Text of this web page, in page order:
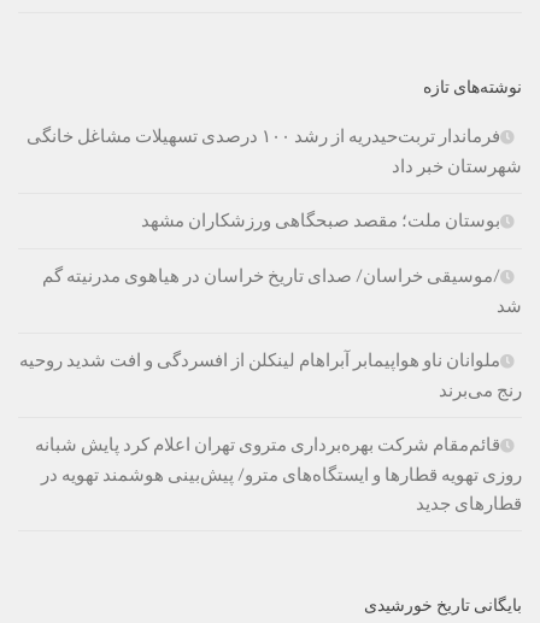
نوشته‌های تازه
فرماندار تربت‌حیدریه از رشد ۱۰۰ درصدی تسهیلات مشاغل خانگی
شهرستان خبر داد
بوستان ملت؛ مقصد صبحگاهی ورزشکاران مشهد
/موسیقی خراسان/ صدای تاریخ خراسان در هیاهوی مدرنیته گم
شد
ملوانان ناو هواپیمابر آبراهام لینکلن از افسردگی و افت شدید روحیه
رنج می‌برند
قائم‌مقام شرکت بهره‌برداری متروی تهران اعلام کرد پایش شبانه
روزی تهویه قطارها و ایستگاه‌های مترو/ پیش‌بینی هوشمند تهویه در
قطارهای جدید
بایگانی تاریخ خورشیدی